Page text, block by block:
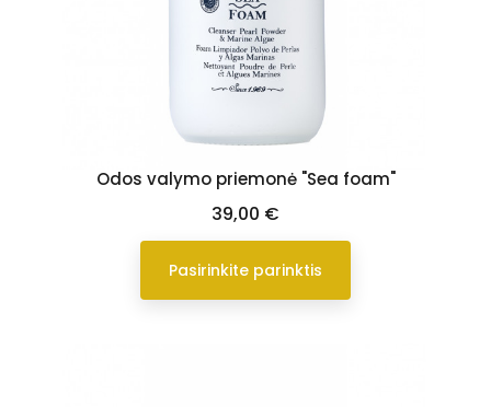
Odos valymo priemonė "Sea foam"
Kaina
39,00 €
Pasirinkite parinktis